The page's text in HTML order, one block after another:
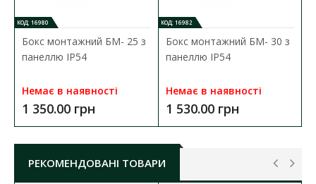
КОД: 16980
Бокс монтажний БМ- 25 з
панеллю ІР54
Немає в наявності
1 350.00 грн
КОД: 16982
Бокс монтажний БМ- 30 з
панеллю ІР54
Немає в наявності
1 530.00 грн
РЕКОМЕНДОВАНІ ТОВАРИ